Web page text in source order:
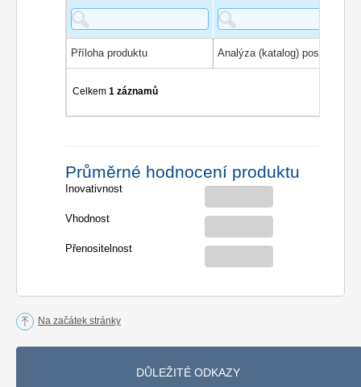
Příloha produktu
Celkem1 záznamů
Průměrné hodnocení produktu
Inovativnost
Vhodnost
Přenositelnost
Na začátek stránky
DŮLEŽITÉ ODKAZY